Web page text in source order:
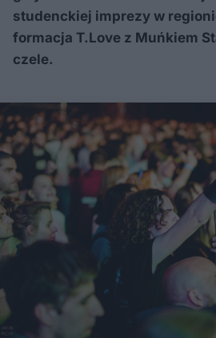
studenckiej imprezy w
formacja T.Love z Muńkiem
czele.